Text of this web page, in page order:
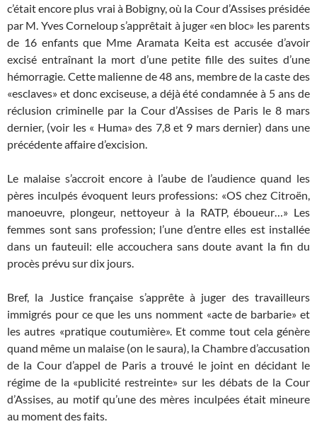
c’était encore plus vrai à Bobigny, où la Cour d’Assises présidée
par M. Yves Corneloup s’apprêtait à juger «en bloc» les parents
de 16 enfants que Mme Aramata Keita est accusée d’avoir
excisé entraînant la mort d’une petite fille des suites d’une
hémorragie. Cette malienne de 48 ans, membre de la caste des
«esclaves» et donc exciseuse, a déjà été condamnée à 5 ans de
réclusion criminelle par la Cour d’Assises de Paris le 8 mars
dernier, (voir les « Huma» des 7,8 et 9 mars dernier) dans une
précédente affaire d’excision.
Le malaise s’accroit encore à l’aube de l’audience quand les
pères inculpés évoquent leurs professions: «OS chez Citroën,
manoeuvre, plongeur, nettoyeur à la RATP, éboueur…» Les
femmes sont sans profession; l’une d’entre elles est installée
dans un fauteuil: elle accouchera sans doute avant la fin du
procès prévu sur dix jours.
Bref, la Justice française s’apprête à juger des travailleurs
immigrés pour ce que les uns nomment «acte de barbarie» et
les autres «pratique coutumière». Et comme tout cela génère
quand même un malaise (on le saura), la Chambre d’accusation
de la Cour d’appel de Paris a trouvé le joint en décidant le
régime de la «publicité restreinte» sur les débats de la Cour
d’Assises, au motif qu’une des mères inculpées était mineure
au moment des faits.